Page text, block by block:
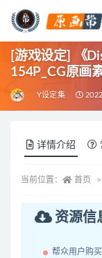
[游戏设定] 《
154P_CG原画
Y设定集
详情介绍
当前位置： 首页
资源信
帮众用户购买